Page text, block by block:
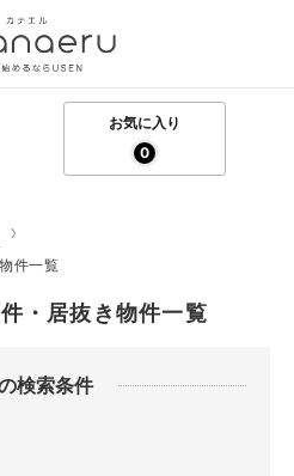
お気に入り
0
件一覧
・居抜き物件一覧
検索条件